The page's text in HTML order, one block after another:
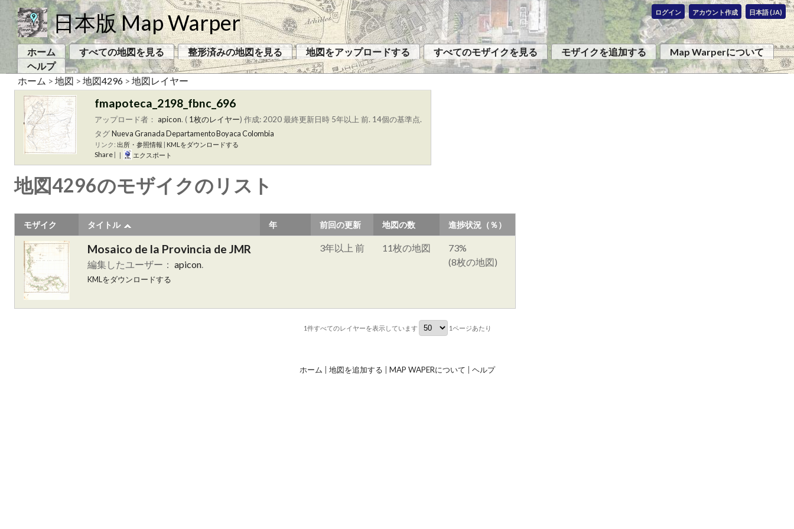
日本版 Map Warper ログイン アカウント作成 日本語 (JA)
ホーム すべての地図を見る 整形済みの地図を見る 地図をアップロードする すべてのモザイクを見る モザイクを追加する
Map Warperについて
ヘルプ
ホーム > 地図 > 地図4296 > 地図レイヤー
fmapoteca_2198_fbnc_696
アップロード者： apicon. ( 1枚のレイヤー) 作成: 2020最終更新日時 5年以上 前. 14個の基準点.
タグNueva GranadaDepartamento BoyacaColombia
リンク: 出所・参照情報 KMLをダウンロードする
Share エクスポート
地図4296のモザイクのリスト
モザイク タイトル 年 前回の更新 地図の数 進捗状況（％）
Mosaico de la Provincia de JMR
編集したユーザー： apicon
KMLをダウンロードする
3年以上 前 11枚の地図
73%
(8枚の地図)
1件すべてのレイヤーを表示しています 1ページあたり
ホーム 地図を追加する MAP WAPERについて ヘルプ